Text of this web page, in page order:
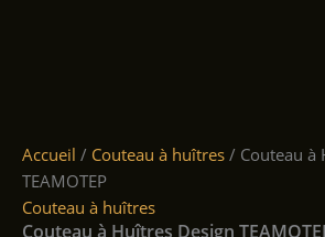
Accueil / Couteau à huîtres / Couteau à
TEAMOTEP
Couteau à huîtres
Couteau à Huîtres Design